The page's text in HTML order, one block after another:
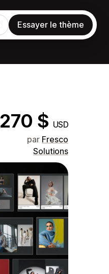
Essayer le thème
270 $ USD
par Fresco
Solutions